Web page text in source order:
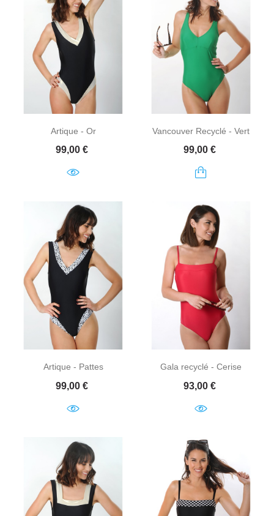
Artique - Or
Prix
99,00 €
Vancouver Recyclé - Vert
Prix
99,00 €
Artique - Pattes
Prix
99,00 €
Gala recyclé - Cerise
Prix
93,00 €